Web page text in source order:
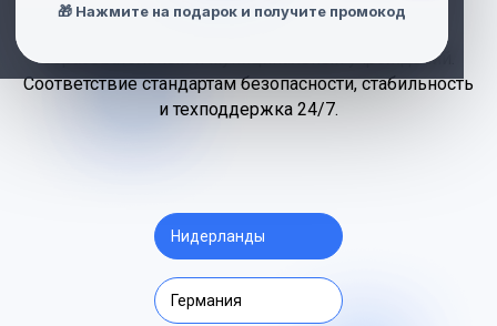
образовательных и муниципальных учреждений.
Соответствие стандартам безопасности, стабильность
и техподдержка 24/7.
Нидерланды
Германия
🎁 Нажмите на подарок и получите промокод